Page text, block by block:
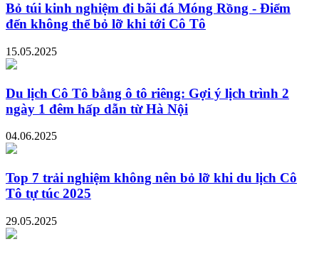
Bỏ túi kinh nghiệm đi bãi đá Móng Rồng - Điểm
đến không thể bỏ lỡ khi tới Cô Tô
15.05.2025
Du lịch Cô Tô bằng ô tô riêng: Gợi ý lịch trình 2
ngày 1 đêm hấp dẫn từ Hà Nội
04.06.2025
Top 7 trải nghiệm không nên bỏ lỡ khi du lịch Cô
Tô tự túc 2025
29.05.2025